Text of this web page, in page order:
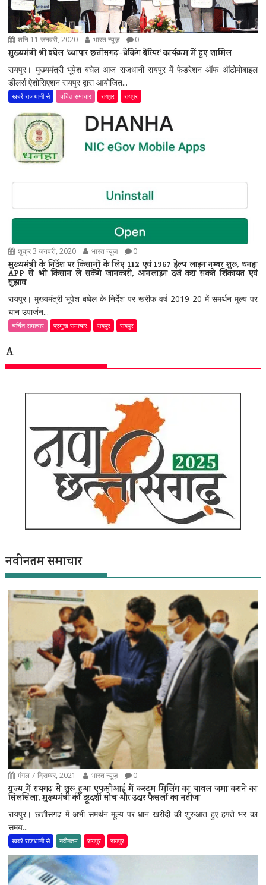
शनि 11 जनवरी, 2020 भारत न्यूज़ 0
मुख्यमंत्री श्री बघेल ‘व्यापार छत्तीसगढ़-ब्रेकिंग बेरियर‘ कार्यक्रम में हुए शामिल
रायपुर। मुख्यमंत्री भूपेश बघेल आज राजधानी रायपुर में फेडरेशन ऑफ ऑटोमोबाइल
डीलर्स ऐशोसिएशन रायपुर द्वारा आयोजित...
खबरें राजधानी से चर्चित समाचार रायपुर रायपुर
शुक्र 3 जनवरी, 2020 भारत न्यूज़ 0
मुख्यमंत्री के निर्देश पर किसानों के लिए 112 एवं 1967 हेल्प लाइन नम्बर शुरू, धनहा
APP से भी किसान ले सकेंगे जानकारी, आनलाइन दर्ज करा सकते शिकायत एवं
सुझाव
रायपुर। मुख्यमंत्री भूपेश बघेल के निर्देश पर खरीफ वर्ष 2019-20 में समर्थन मूल्य पर
धान उपार्जन...
चर्चित समाचार प्रमुख समाचार रायपुर रायपुर
A
नवीनतम समाचार
मंगल 7 दिसम्बर, 2021 भारत न्यूज़ 0
राज्य में रायगढ़ से शुरू हुआ एफसीआई में कस्टम मिलिंग का चावल जमा कराने का
सिलसिला, मुख्यमंत्री की दूरदर्शी सोच और उदार फैसलों का नतीजा
रायपुर। छत्तीसगढ़ में अभी समर्थन मूल्य पर धान खरीदी की शुरुआत हुए हफ्ते भर का
समय...
खबरें राजधानी से नवीनतम रायपुर रायपुर